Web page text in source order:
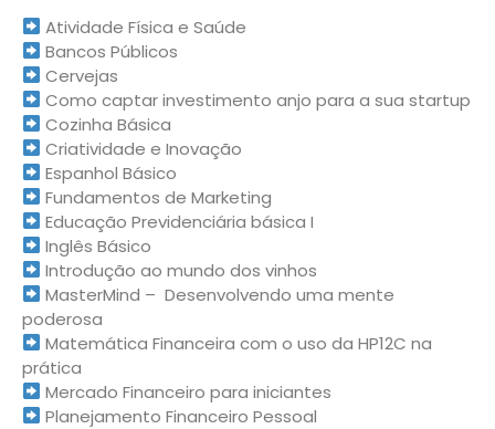
Atividade Física e Saúde
Bancos Públicos
Cervejas
Como captar investimento anjo para a sua startup
Cozinha Básica
Criatividade e Inovação
Espanhol Básico
Fundamentos de Marketing
Educação Previdenciária básica I
Inglês Básico
Introdução ao mundo dos vinhos
MasterMind – Desenvolvendo uma mente
poderosa
Matemática Financeira com o uso da HP12C na
prática
Mercado Financeiro para iniciantes
Planejamento Financeiro Pessoal